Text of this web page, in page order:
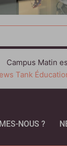
Campus Matin
Tank
NOUS ?